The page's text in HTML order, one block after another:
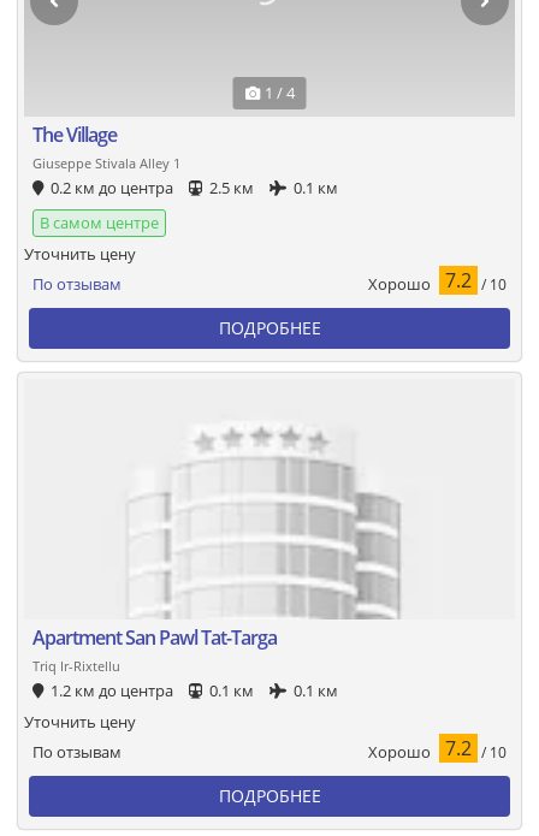
1 / 4
The Village
Giuseppe Stivala Alley 1
0.2 км до центра 2.5 км
0.1 км
В самом центре
По отзывам Хорошо 7.2 / 10
Уточнить цену
ПОДРОБНЕЕ
Apartment San Pawl Tat-Targa
Triq Ir-Rixtellu
1.2 км до центра 0.1 км 0.1 км
По отзывам Хорошо 7.2 / 10
Уточнить цену
ПОДРОБНЕЕ